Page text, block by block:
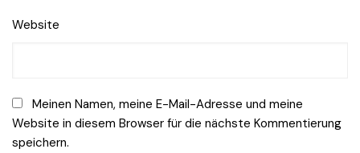
Website
Meinen Namen, meine E-Mail-Adresse und meine
Website in diesem Browser für die nächste Kommentierung
speichern.